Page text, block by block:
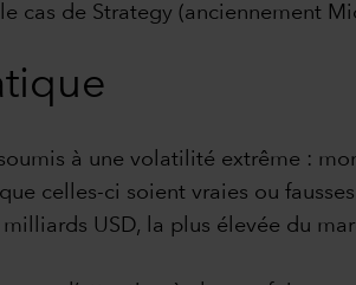
cas de Strategy (anciennement
à une volatilité extrême :
celles-ci soient vraies ou
USD, la plus élevée du